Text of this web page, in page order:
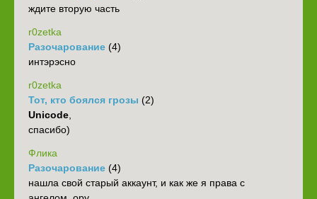
ждите вторую часть
r0zetka
Разочарование (4)
интэрэсно
r0zetka
Тот, кто боялся грозы (2)
Unicode
спасибо)
Флика
Разочарование (4)
нашла свой старый аккаунт, и как же я права с